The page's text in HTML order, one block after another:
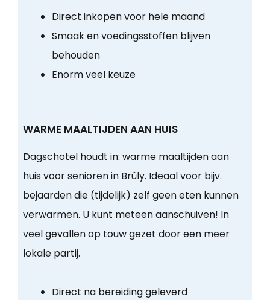
Direct inkopen voor hele maand
Smaak en voedingsstoffen blijven
behouden
Enorm veel keuze
WARME MAALTIJDEN AAN HUIS
Dagschotel houdt in: warme maaltijden aan
huis voor senioren in Brûly. Ideaal voor bijv.
bejaarden die (tijdelijk) zelf geen eten kunnen
verwarmen. U kunt meteen aanschuiven! In
veel gevallen op touw gezet door een meer
lokale partij.
Direct na bereiding geleverd